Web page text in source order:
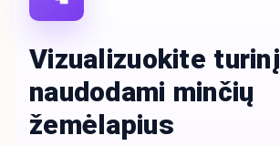
Vizualizuokite turinį
naudodami minčių
žemėlapius